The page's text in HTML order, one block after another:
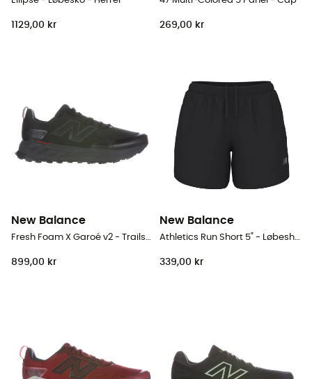
1129,00 kr 269,00 kr
New Balance
Fresh Foam X Garoé v2 - Trailsko - Herrer
899,00 kr
New Balance
Athletics Run Short 5" - Løbeshort - Damer
339,00 kr